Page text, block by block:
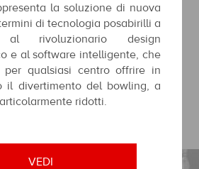
la soluzione di nuova
di tecnologia posabirilli a
rivoluzionario design
e al software intelligente, che
per qualsiasi centro offrire in
il divertimento del bowling, a
ridotti.
VEDI